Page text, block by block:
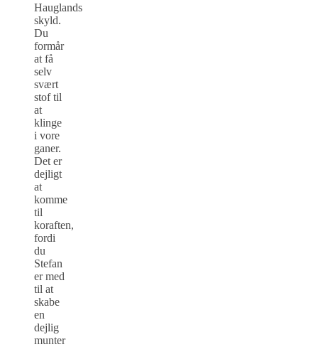
Hauglands
skyld.
Du
formår
at få
selv
svært
stof til
at
klinge
i vore
ganer.
Det er
dejligt
at
komme
til
koraften,
fordi
du
Stefan
er med
til at
skabe
en
dejlig
munter